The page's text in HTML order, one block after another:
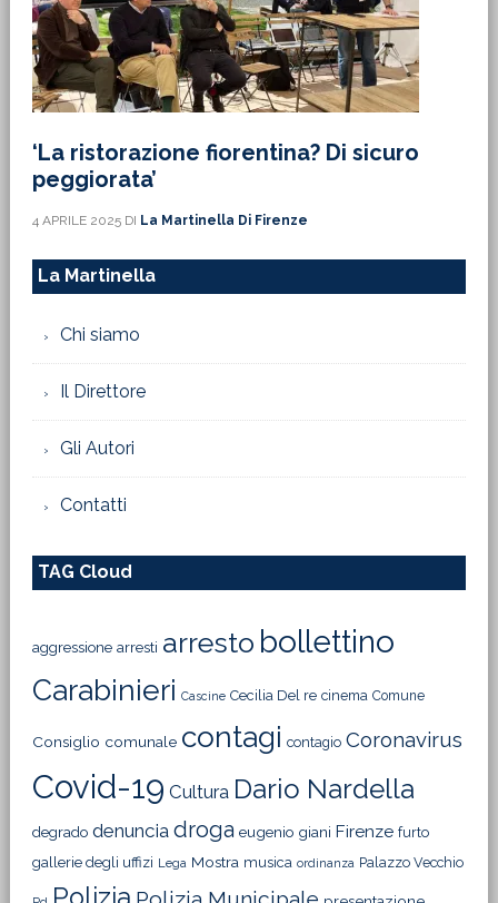
‘La ristorazione fiorentina? Di sicuro
peggiorata’
4 APRILE 2025DI La Martinella Di Firenze
La Martinella
Chi siamo
Il Direttore
Gli Autori
Contatti
TAG Cloud
aggressione arresti arresto bollettino
Carabinieri Cascine Cecilia Del re cinema Comune
Consiglio comunale contagi contagio Coronavirus
Covid-19 Cultura Dario Nardella
degrado denuncia droga eugenio giani Firenze furto
gallerie degli uffizi Lega Mostra musica ordinanza Palazzo Vecchio